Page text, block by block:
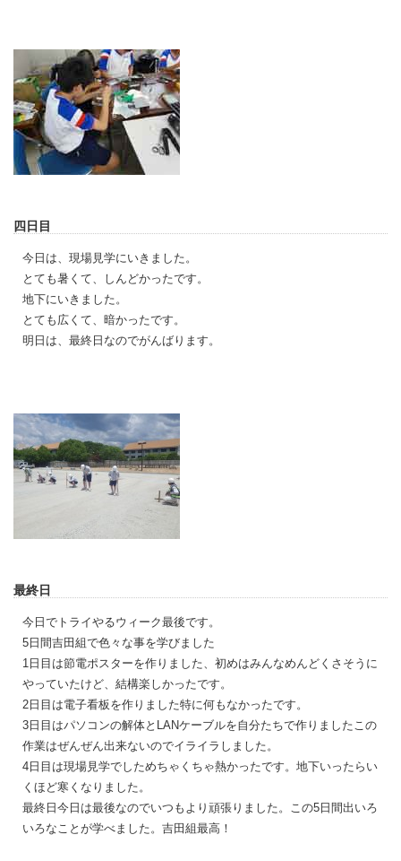
四日目
今日は、現場見学にいきました。
とても暑くて、しんどかったです。
地下にいきました。
とても広くて、暗かったです。
明日は、最終日なのでがんばります。
最終日
今日でトライやるウィーク最後です。
5日間吉田組で色々な事を学びました
1日目は節電ポスターを作りました、初めはみんなめんどくさそうに
やっていたけど、結構楽しかったです。
2日目は電子看板を作りました特に何もなかったです。
3日目はパソコンの解体とLANケーブルを自分たちで作りましたこの
作業はぜんぜん出来ないのでイライラしました。
4日目は現場見学でしためちゃくちゃ熱かったです。地下いったらい
くほど寒くなりました。
最終日今日は最後なのでいつもより頑張りました。この5日間出いろ
いろなことが学べました。吉田組最高！